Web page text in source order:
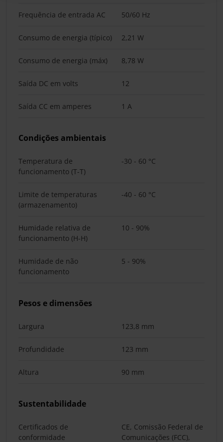
Frequência de entrada AC 50/60 Hz
Consumo de energia (típico) 2,21 W
Consumo de energia (máx) 8,78 W
Saída DC em volts 12
Saída CC em amperes 1 A
Condições ambientais
Temperatura de
funcionamento (T-T)
-30 - 60 °C
Limite de temperaturas
(armazenamento)
-40 - 60 °C
Humidade relativa de
funcionamento (H-H)
10 - 90%
Humidade de não
funcionamento
5 - 90%
Pesos e dimensões
Largura 123,8 mm
Profundidade 123 mm
Altura 90 mm
Sustentabilidade
Certificados de
conformidade
CE, Comissão Federal de
Comunicações (FCC),